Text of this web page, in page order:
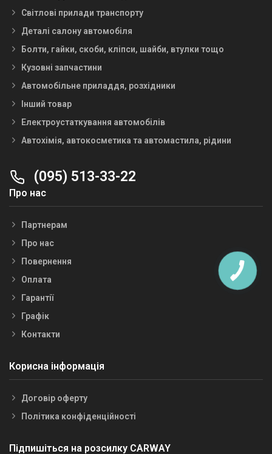
Світлові прилади транспорту
Деталі салону автомобіля
Болти, гайки, скоби, кліпси, шайби, втулки тощо
Кузовні запчастини
Автомобільне приладдя, розхідники
Інший товар
Електроустаткування автомобілів
Автохімія, автокосметика та автомастила, рідини
(095) 513-33-22
Про нас
Партнерам
Про нас
Повернення
Оплата
Гарантії
Графік
Контакти
Корисна інформація
Договір оферту
Політика конфіденційності
Підпишіться на розсилку CARWAY